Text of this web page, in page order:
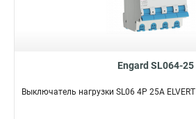
Engard SL064-25
Выключатель нагрузки SL06 4Р 25А ELVERT